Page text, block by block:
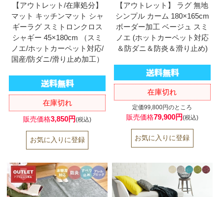
【アウトレット/在庫処分】
マット キッチンマット シャ
ギーラグ スミトロンクロス
シャギー 45×180cm （スミ
ノエ/ホットカーペット対応/
国産/防ダニ/滑り止め加工）
在庫切れ
販売価格3,850円(税込)
【アウトレット】 ラグ 無地
シンプル カーム 180×165cm
ボーダー加工 ベージュ スミ
ノエ (ホットカーペット対応
＆防ダニ＆防炎＆滑り止め)
在庫切れ
定価99,800円のところ
販売価格79,900円(税込)